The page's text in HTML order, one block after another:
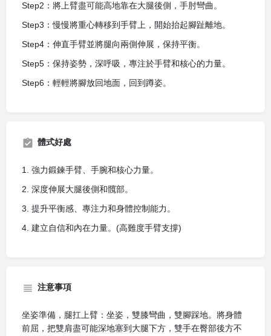
Step2：將上臂盡可能高地靠在大腿後側，手肘彎曲。
Step3：慢慢將重心轉移到手臂上，開始抬起腳趾離地。
Step4：伸直手臂並將腿向兩側伸展，保持平衡。
Step5：保持姿勢，深呼吸，專注於手臂和核心的力量。
Step6：輕輕將腳放回地面，回到蹲姿。
體式好處
1. 強力鍛鍊手臂、手腕和核心力量。
2. 深度伸展大腿後側和髖部。
3. 提升平衡感、專注力和身體控制能力。
4. 建立自信和內在力量。(高難度手臂支撐)
注意事項
坐姿準備，腿扛上臂：坐姿，雙膝彎曲，雙腳踩地。將身體
前屈，把雙肩盡可能深地塞到大腿下方，雙手在臀部後方不